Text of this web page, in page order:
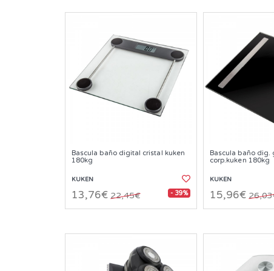
Bascula baño digital cristal kuken
180kg
KUKEN
13,76€ 22,45€ - 39%
Bascula baño dig.
corp.kuken 180kg
KUKEN
15,96€